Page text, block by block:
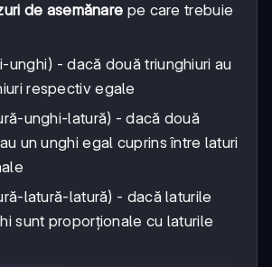
de asemănare pe care trebuie
unghi) - dacă două triunghiuri au
respectiv egale
unghi-latură) - dacă două
un unghi egal cuprins între laturi
latură-latură) - dacă laturile
sunt proporționale cu laturile